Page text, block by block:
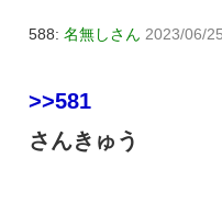
588: 名無しさん 2023/06/
>>581
さんきゅう